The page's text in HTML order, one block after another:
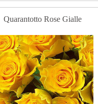
Quarantotto Rose Gialle